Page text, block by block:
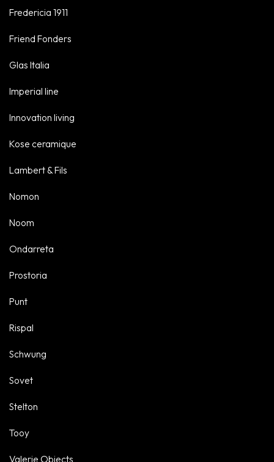
Fredericia 1911
Friend Fonders
Glas Italia
Imperial line
Innovation living
Kose ceramique
Lambert & Fils
Nomon
Noom
Ondarreta
Prostoria
Punt
Rispal
Schwung
Sovet
Stelton
Tooy
Valerie Objects